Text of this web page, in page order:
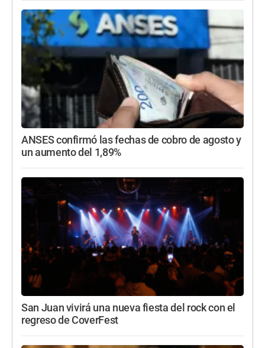
ANSES confirmó las fechas de cobro de agosto y
un aumento del 1,89%
San Juan vivirá una nueva fiesta del rock con el
regreso de CoverFest